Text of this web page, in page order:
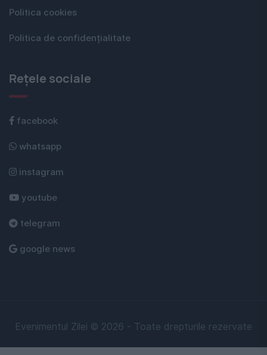
Politica cookies
Politica de confidențialitate
Rețele sociale
facebook
whatsapp
instagram
youtube
telegram
google news
Evenimentul Zilei © 2026 - Toate drepturile rezervate